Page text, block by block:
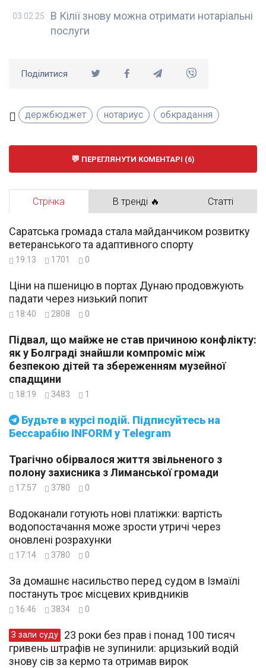
В Кілії знову можна отримати нотаріальні
послуги
03.02.25
Поділитися
держбюджет нотариус обкрадання
ПЕРЕГЛЯНУТИ КОМЕНТАРІ (6)
Стрічка В тренді 🔥 Статті
Будьте в курсі подій. Підписуйтесь на
Бессарабію INFORM у Telegram
Саратська громада стала майданчиком розвитку
ветеранського та адаптивного спорту
19:13 1701 0
Ціни на пшеницю в портах Дунаю продовжують
падати через низький попит
18:40 2808 0
Підвал, що майже не став причиною конфлікту:
як у Болграді знайшли компроміс між
безпекою дітей та збереженням музейної
спадщини
18:19 3483 1
Трагічно обірвалося життя звільненого з
полону захисника з Лиманської громади
17:57 3780 0
Водоканали готують нові платіжки: вартість
водопостачання може зрости утричі через
оновлені розрахунки
17:14 3780 0
За домашнє насильство перед судом в Ізмаїлі
постануть троє місцевих кривдників
16:46 3834 0
З зали суду
гривень штрафів не зупинили: арцизький водій
знову сів за кермо та отримав вирок